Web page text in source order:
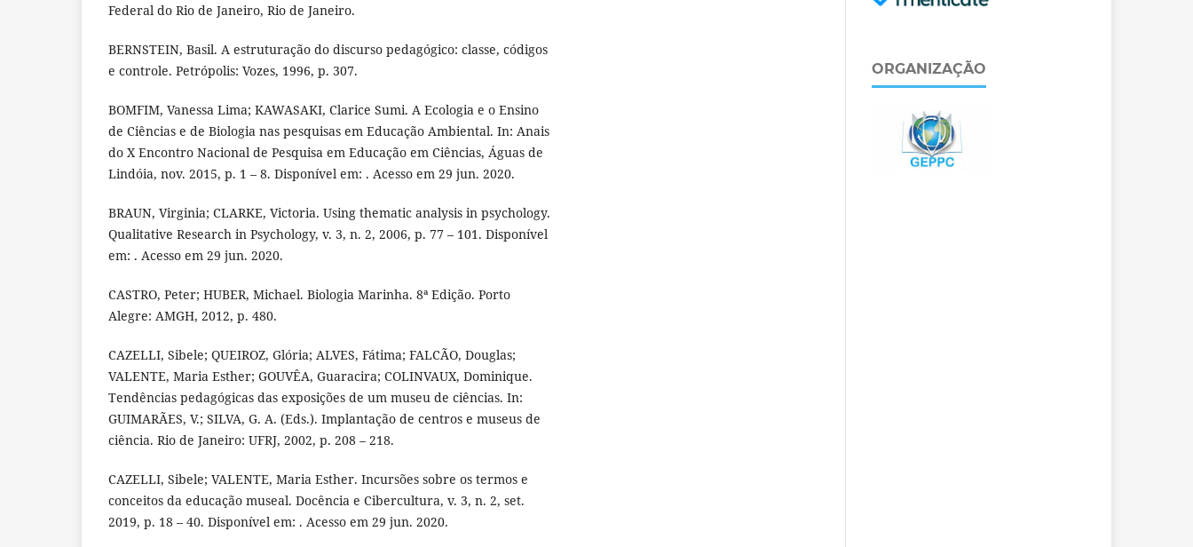
Federal do Rio de Janeiro, Rio de Janeiro.
BERNSTEIN, Basil. A estruturação do discurso pedagógico: classe, códigos
e controle. Petrópolis: Vozes, 1996, p. 307.
BOMFIM, Vanessa Lima; KAWASAKI, Clarice Sumi. A Ecologia e o Ensino
de Ciências e de Biologia nas pesquisas em Educação Ambiental. In: Anais
do X Encontro Nacional de Pesquisa em Educação em Ciências, Águas de
Lindóia, nov. 2015, p. 1 – 8. Disponível em: . Acesso em 29 jun. 2020.
BRAUN, Virginia; CLARKE, Victoria. Using thematic analysis in psychology.
Qualitative Research in Psychology, v. 3, n. 2, 2006, p. 77 – 101. Disponível
em: . Acesso em 29 jun. 2020.
CASTRO, Peter; HUBER, Michael. Biologia Marinha. 8ª Edição. Porto
Alegre: AMGH, 2012, p. 480.
CAZELLI, Sibele; QUEIROZ, Glória; ALVES, Fátima; FALCÃO, Douglas;
VALENTE, Maria Esther; GOUVÊA, Guaracira; COLINVAUX, Dominique.
Tendências pedagógicas das exposições de um museu de ciências. In:
GUIMARÃES, V.; SILVA, G. A. (Eds.). Implantação de centros e museus de
ciência. Rio de Janeiro: UFRJ, 2002, p. 208 – 218.
CAZELLI, Sibele; VALENTE, Maria Esther. Incursões sobre os termos e
conceitos da educação museal. Docência e Cibercultura, v. 3, n. 2, set.
2019, p. 18 – 40. Disponível em: . Acesso em 29 jun. 2020.
ORGANIZAÇÃO